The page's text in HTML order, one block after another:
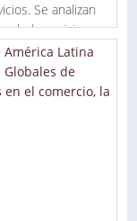
Se analizan
servicios
y serviciosLatina
Globales de
en el comercio, la
directa y el